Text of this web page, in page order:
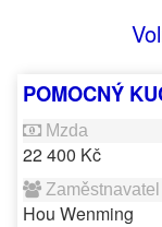
POMOCNÝ
22 400 Kč
Hou Wenming